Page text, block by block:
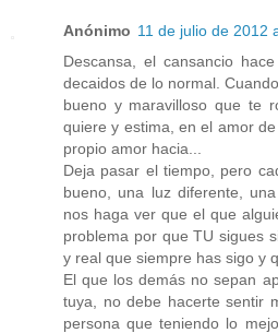
Anónimo 11 de julio de 2012
Descansa, el cansancio
decaidos de lo normal.
bueno y maravilloso que te
quiere y estima, en el amor
propio amor hacia...
Deja pasar el tiempo, pero
bueno, una luz diferente,
nos haga ver que el que
problema por que TU sigues
y real que siempre has sigo y
El que los demás no sepan
tuya, no debe hacerte sentir
persona que teniendo lo